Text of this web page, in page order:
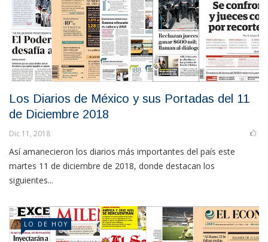
Los Diarios de México y sus Portadas del 11
de Diciembre 2018
Dic 11, 2018
Así amanecieron los diarios más importantes del país este
martes 11 de diciembre de 2018, donde destacan los
siguientes...
LO DE HOY